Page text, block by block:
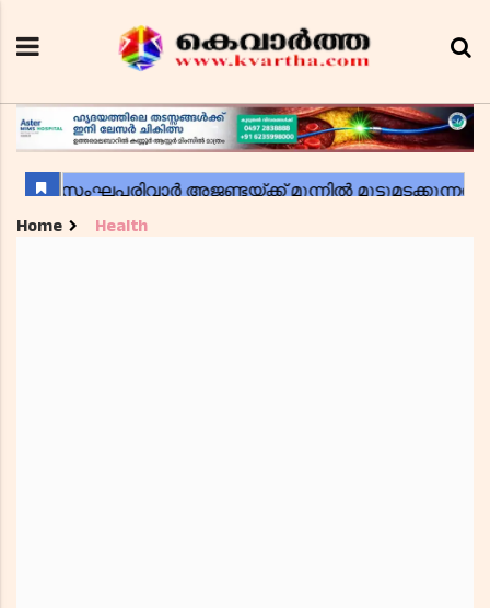
Home Health